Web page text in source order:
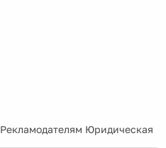
Рекламодателям Юридическая